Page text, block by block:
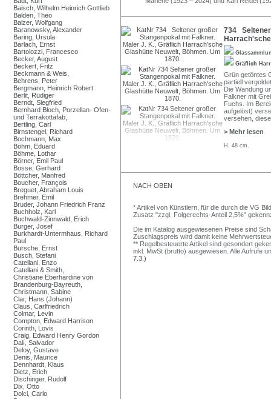
Baisch, Wilhelm Heinrich Gottlieb
Balden, Theo
Balzer, Wolfgang
Baranowsky, Alexander
Baring, Ursula
Barlach, Ernst
Bartolozzi, Francesco
Becker, August
Beckert, Fritz
Beckmann & Weis,
Behrens, Peter
Bergmann, Heinrich Robert
Berlit, Rüdiger
Berndt, Siegfried
Bernhard Bloch, Porzellan- Ofen-
und Terrakottafab,
Bertling, Carl
Birnstengel, Richard
Bochmann, Max
Böhm, Eduard
Böhme, Lothar
Börner, Emil Paul
Bosse, Gerhard
Böttcher, Manfred
Boucher, François
Breguet, Abraham Louis
Brehmer, Emil
Bruder, Johann Friedrich Franz
Buchholz, Karl
Buchwald-Zinnwald, Erich
Burger, Josef
Burkhardt-Untermhaus, Richard
Paul
Bursche, Ernst
Busch, Stefani
Catellani, Enzo
Catellani & Smith,
Christiane Eberhardine von
Brandenburg-Bayreuth,
Christmann, Sabine
Clar, Hans (Johann)
Claus, Carlfriedrich
Colmar, Levin
Compton, Edward Harrison
Corinth, Lovis
Craig, Edward Henry Gordon
Dalí, Salvador
Deloy, Gustave
Denis, Maurice
Dennhardt, Klaus
Dietz, Erich
Dischinger, Rudolf
Dix, Otto
Dolci, Carlo
734 Seltener
Gräflich
Grün getöntes
partiell
Die Wandung
Falkner mit
Fuchs. Im
aufgelöst)
versehen,
> Mehr lesen
H. 48 cm.
NACH OBEN
* Artikel von Künstlern, für die durch die VG
Zusatz "zzgl. Folgerechts-Anteil 2,5%"
Die im Katalog ausgewiesenen Preise sind
Zuschlagspreis wird damit keine
** Regelbesteuerte Artikel sind gesondert
inkl. MwSt (brutto) ausgewiesen. Alle Aufrufe
7.3.)